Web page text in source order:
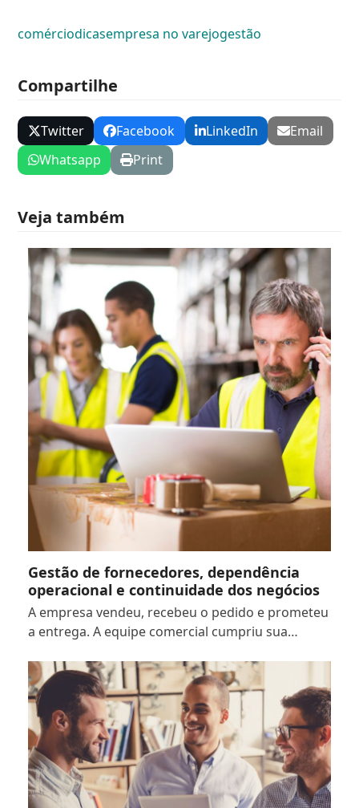
comérciodicasempresa no varejogestão
Compartilhe
Twitter Facebook LinkedIn
Email
Whatsapp
Print
Veja também
Gestão de fornecedores, dependência
operacional e continuidade dos negócios
A empresa vendeu, recebeu o pedido e prometeu
a entrega. A equipe comercial cumpriu sua…